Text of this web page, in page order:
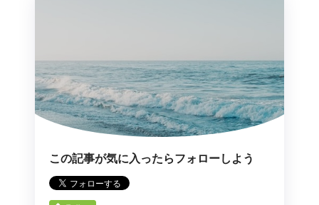
この記事が気に入ったらフォローしよう